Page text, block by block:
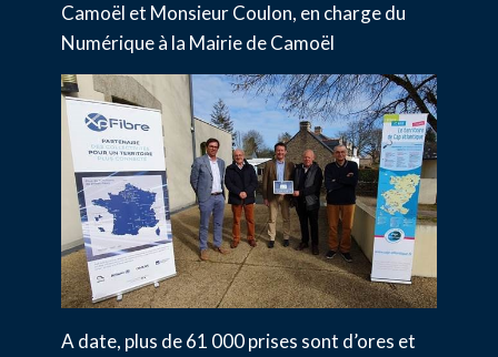
Camoël et Monsieur Coulon, en charge du
Numérique à la Mairie de Camoël
A date, plus de 61 000 prises sont d’ores et